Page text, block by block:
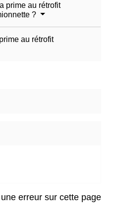
prime au rétrofit
?
au rétrofit
erreur sur cette page